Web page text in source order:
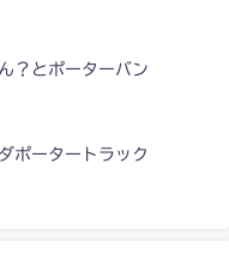
？とポーターバン
ポータートラック